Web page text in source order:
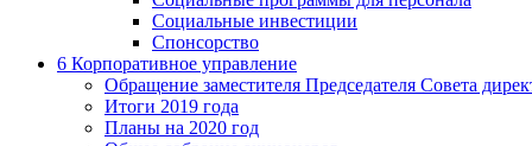
Социальные инвестиции
Спонсорство
6 Корпоративное управление
Обращение заместителя Председателя Совета
Итоги 2019 года
Планы на 2020 год